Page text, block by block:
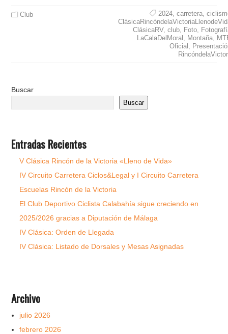
Club 2024 ,carretera ,
ClásicaRV,club Foto
LaCalaDelMoral
Montaña
Oficial
Buscar
Buscar
Entradas Recientes
V Clásica Rincón de la Victoria «Lleno de Vida»
IV Circuito Carretera Ciclos&Legal y I Circuito Carretera
Escuelas Rincón de la Victoria
El Club Deportivo Ciclista Calabahía sigue creciendo en
2025/2026 gracias a Diputación de Málaga
IV Clásica: Orden de Llegada
IV Clásica: Listado de Dorsales y Mesas Asignadas
Archivo
julio 2026
febrero 2026